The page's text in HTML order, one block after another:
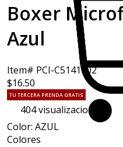
Boxer
Azul
Item# PCI-C5141902
$16.50
TU TERCERA PRENDA GRATIS
404visualizaciones
Color: AZUL
Colores